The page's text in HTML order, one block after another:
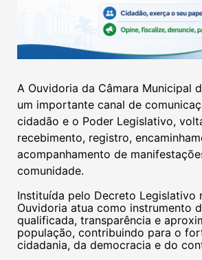
A Ouvidoria da Câmara Municipal
um importante canal de
cidadão e o Poder Legislativo,
recebimento, registro,
acompanhamento de
comunidade.
Instituída pelo Decreto Legislativo
Ouvidoria atua como instrumento
qualificada, transparência e
população, contribuindo para o
cidadania, da democracia e do